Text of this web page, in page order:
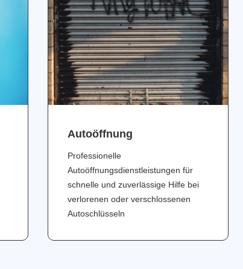
Аutoöffnung
Professionelle
Autoöffnungsdienstleistungen für
schnelle und zuverlässige Hilfe bei
verlorenen oder verschlossenen
Autoschlüsseln